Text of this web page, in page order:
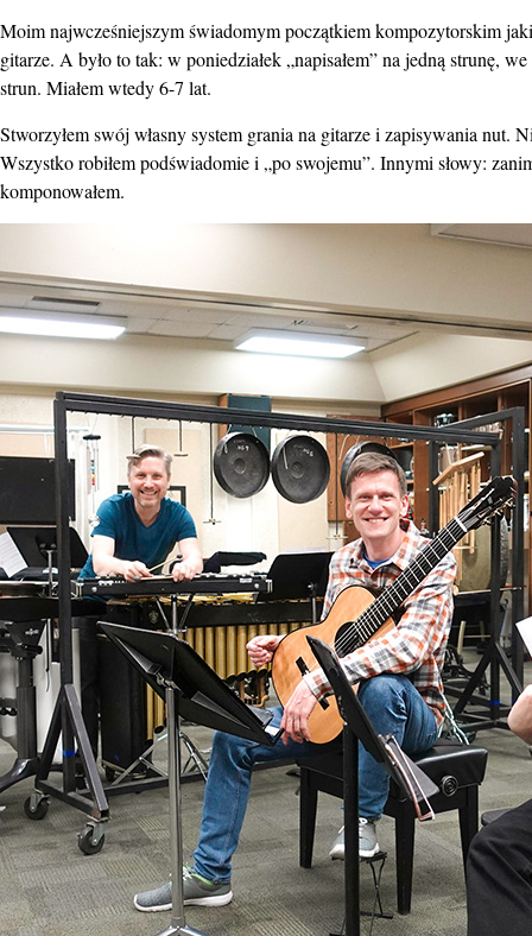
Moim najwcześniejszym świadomym początkiem kompozytorskim
gitarze. A było to tak: w poniedziałek „napisałem” na jedną strunę,
strun. Miałem wtedy 6-7 lat.
Stworzyłem swój własny system grania na gitarze i zapisywania nut.
Wszystko robiłem podświadomie i „po swojemu”. Innymi słowy:
komponowałem.